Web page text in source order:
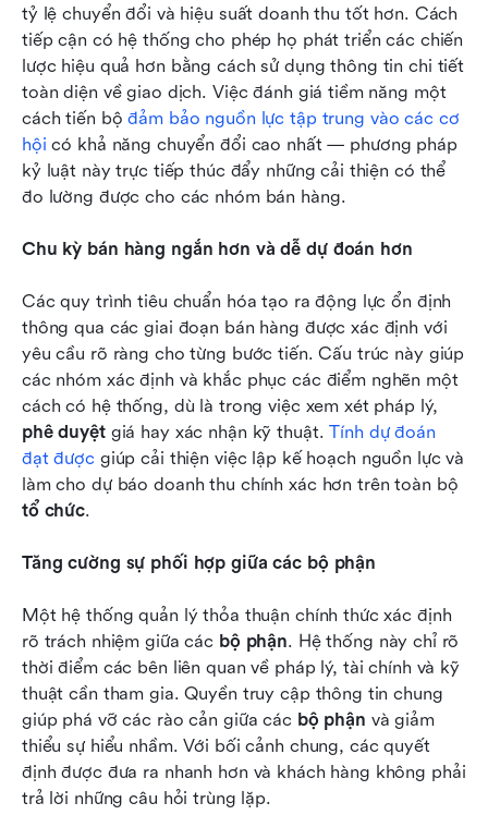
tỷ lệ chuyển đổi và hiệu suất doanh thu tốt hơn. Cách
tiếp cận có hệ thống cho phép họ phát triển các chiến
lược hiệu quả hơn bằng cách sử dụng thông tin chi tiết
toàn diện về giao dịch. Việc đánh giá tiềm năng một
cách tiến bộ đảm bảo nguồn lực tập trung vào các cơ
hội có khả năng chuyển đổi cao nhất — phương pháp
kỷ luật này trực tiếp thúc đẩy những cải thiện có thể
đo lường được cho các nhóm bán hàng.
Chu kỳ bán hàng ngắn hơn và dễ dự đoán hơn
Các quy trình tiêu chuẩn hóa tạo ra động lực ổn định
thông qua các giai đoạn bán hàng được xác định với
yêu cầu rõ ràng cho từng bước tiến. Cấu trúc này giúp
các nhóm xác định và khắc phục các điểm nghẽn một
phê duyệt giá hay xác nhận kỹ thuật. Tính dự đoán
đạt được giúp cải thiện việc lập kế hoạch nguồn lực và
tổ chức.
Tăng cường sự phối hợp giữa các bộ phận
Một hệ thống quản lý thỏa thuận chính thức xác định
rõ trách nhiệm giữa các bộ phận. Hệ thống này chỉ rõ
thời điểm các bên liên quan về pháp lý, tài chính và kỹ
thuật cần tham gia. Quyền truy cập thông tin chung
giúp phá vỡ các rào cản giữa các bộ phận và giảm
thiểu sự hiểu nhầm. Với bối cảnh chung, các quyết
định được đưa ra nhanh hơn và khách hàng không phải
trả lời những câu hỏi trùng lặp.